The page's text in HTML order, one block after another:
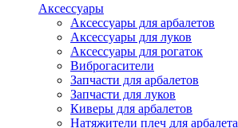
Аксессуары
Аксессуары для арбалетов
Аксессуары для луков
Аксессуары для рогаток
Виброгасители
Запчасти для арбалетов
Запчасти для луков
Киверы для арбалетов
Натяжители плеч для арбалета